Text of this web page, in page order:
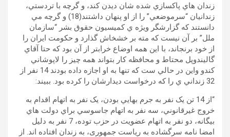
زندان هاي پاکسازي شده شان ديدن کند، و گرچه با تردستي،
زندانيان “سرموضعي” را از او پنهان داشتند(18) و گرچه مي
دانستند که گزارشگر ويژه ي کميسيون حقوق بشر “سازمان
ملل” بر آن نيست که مته بر خشخاش گذارد و حکومت ايران را
از خود برنجاند، با اين همه اوضاع خرابتر از آن بود که حتا آقاي
گاليندوپل محتاط و محافظه کار بتواند همه چيز را لاپوشاني
کندو واين در حالي ست که تنها به او اجازه داده بودند 14 نفر از
32 زنداني ي را که درخواست ديدارشان را کرده بود. ببيند:
“از 14 تن يک نفر به جرم بهايي بودن، يک نفر به اتهام اقدام به
خروج غيرقانوني، سه نفر به اتهام جاسوسي براي دولت هاي
بيگانه، دو نفر به اتهام عضويت در حزب توده، 7 نفر به دليل
امضا نامه سرگشاده به رياست جمهوری، به زندان افتاده اند. از